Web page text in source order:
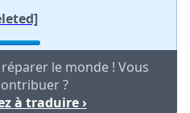
le monde ! Vous
?
à traduire ›